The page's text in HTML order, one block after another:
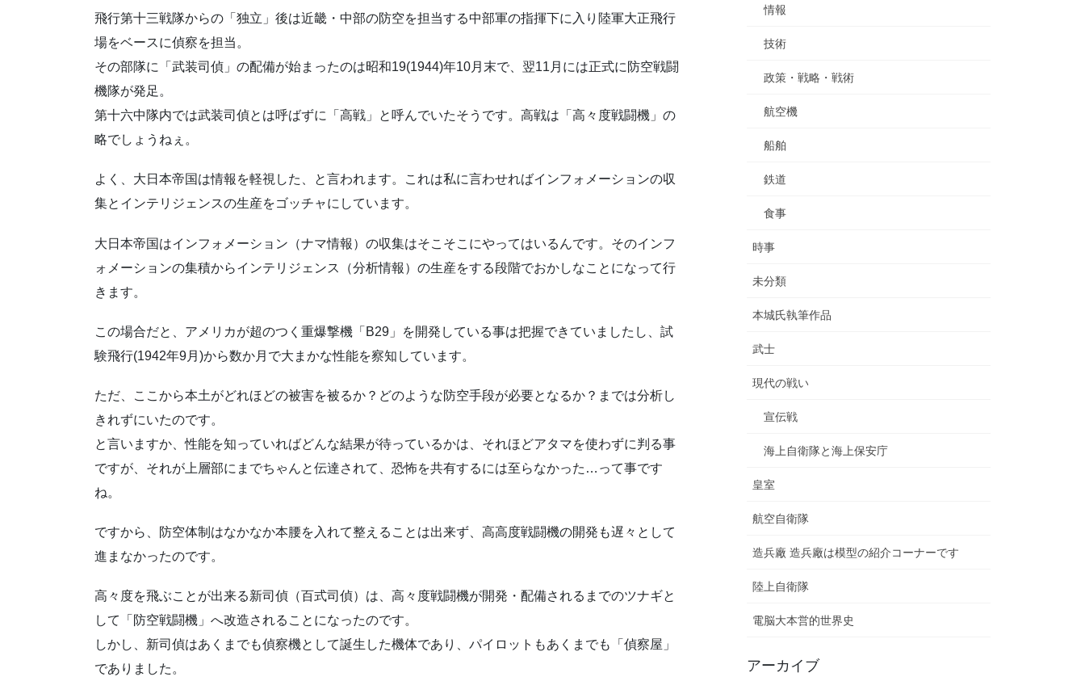
飛行第十三戦隊からの「独立」後は近畿・中部の防空を担当する中部軍の指揮下に入り陸軍大正飛行
場をベースに偵察を担当。
その部隊に「武装司偵」の配備が始まったのは昭和19(1944)年10月末で、翌11月には正式に防空戦闘
機隊が発足。
第十六中隊内では武装司偵とは呼ばずに「高戦」と呼んでいたそうです。高戦は「高々度戦闘機」の
略でしょうねぇ。
よく、大日本帝国は情報を軽視した、と言われます。これは私に言わせればインフォメーションの収
集とインテリジェンスの生産をゴッチャにしています。
大日本帝国はインフォメーション（ナマ情報）の収集はそこそこにやってはいるんです。そのインフ
ォメーションの集積からインテリジェンス（分析情報）の生産をする段階でおかしなことになって行
きます。
この場合だと、アメリカが超のつく重爆撃機「B29」を開発している事は把握できていましたし、試
験飛行(1942年9月)から数か月で大まかな性能を察知しています。
ただ、ここから本土がどれほどの被害を被るか？どのような防空手段が必要となるか？までは分析し
きれずにいたのです。
と言いますか、性能を知っていればどんな結果が待っているかは、それほどアタマを使わずに判る事
ですが、それが上層部にまでちゃんと伝達されて、恐怖を共有するには至らなかった…って事です
ね。
ですから、防空体制はなかなか本腰を入れて整えることは出来ず、高高度戦闘機の開発も遅々として
進まなかったのです。
高々度を飛ぶことが出来る新司偵（百式司偵）は、高々度戦闘機が開発・配備されるまでのツナギと
して「防空戦闘機」へ改造されることになったのです。
しかし、新司偵はあくまでも偵察機として誕生した機体であり、パイロットもあくまでも「偵察屋」
でありました。
情報
技術
政策・戦略・戦術
航空機
船舶
鉄道
食事
時事
未分類
本城氏執筆作品
武士
現代の戦い
宣伝戦
海上自衛隊と海上保安庁
皇室
航空自衛隊
造兵廠 造兵廠は模型の紹介コーナーです
陸上自衛隊
電脳大本営的世界史
アーカイブ